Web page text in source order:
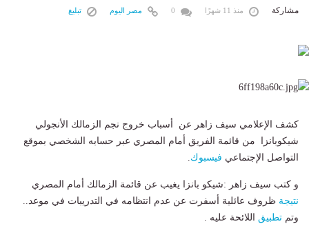
مشاركة منذ 11 شهرًا مصر اليوم تبليغ
كشف الإعلامي سيف زاهر عن أسباب خروج نجم الزمالك الأنجولي
شيكوبانزا من قائمة الفريق أمام المصري عبر حسابه الشخصي بموقع
التواصل الإجتماعي فيسبوك.
و كتب سيف زاهر :شيكو بانزا يغيب عن قائمة الزمالك أمام المصري
نتيجة ظروف عائلية أسفرت عن عدم انتظامه في التدريبات في موعد..
وتم تطبيق اللائحة عليه .